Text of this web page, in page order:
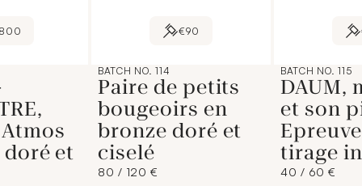
et
€90
BATCH NO. 114
Paire de petits
bougeoirs en
bronze doré et
ciselé
80 / 120 €
BATCH NO. 115
DAUM,
et son
tirage
40 / 60 €